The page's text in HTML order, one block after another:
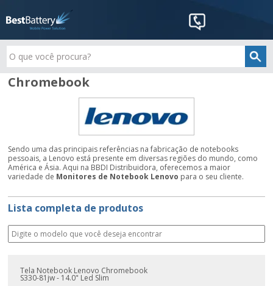
Chromebook
Sendo uma das principais referências na fabricação de notebooks
pessoais, a Lenovo está presente em diversas regiões do mundo, como
América e Ásia. Aqui na BBDI Distribuidora, oferecemos a maior
variedade de Monitores de Notebook Lenovo para o seu cliente.
Lista completa de produtos
Tela Notebook Lenovo Chromebook
S330-81jw - 14.0" Led Slim